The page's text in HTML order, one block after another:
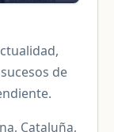
de
Cataluña,